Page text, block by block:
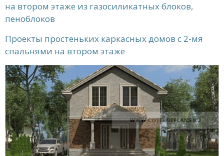
на втором этаже из газосиликатных блоков,
пеноблоков
Проекты простеньких каркасных домов с 2-мя
спальнями на втором этаже